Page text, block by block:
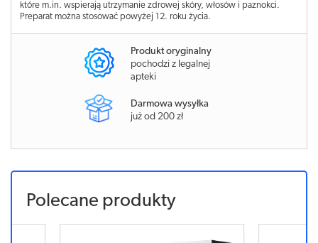
które m.in. wspierają utrzymanie zdrowej skóry, włosów i paznokci.
Preparat można stosować powyżej 12. roku życia.
Produkt oryginalny
pochodzi z legalnej
apteki
Darmowa wysyłka
już od 200 zł
Polecane produkty